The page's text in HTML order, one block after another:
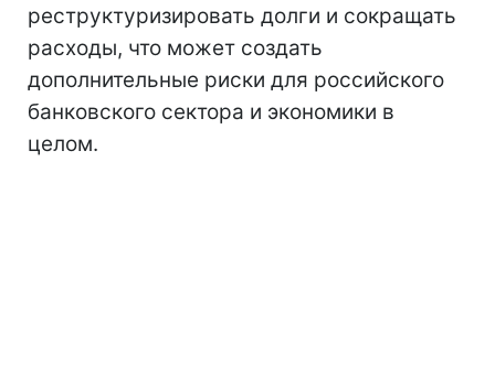
реструктуризировать долги и сокращать
расходы, что может создать
дополнительные риски для российского
банковского сектора и экономики в
целом.